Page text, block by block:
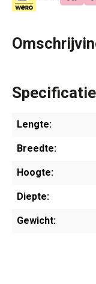
Lengte:
Breedte:
Hoogte:
Diepte:
Gewicht: